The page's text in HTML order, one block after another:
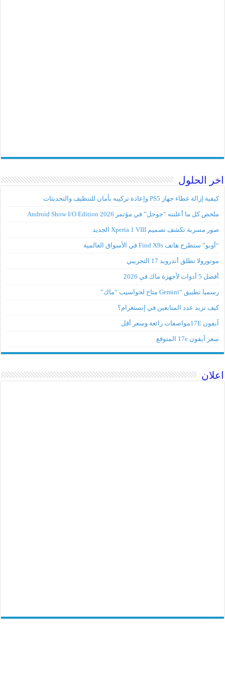
اخر الحلول
كيفية إزالة غطاء جهاز PS5 وإعادة تركيبه بأمان للتنظيف والتحديثات
ملخص كل ما أعلنته “جوجل” في مؤتمر Android Show I/O Edition 2026
صور مسربة تكشف تصميم Xperia 1 VIII الجديد
“أوبو” ستطرح هاتف Find X9s في الأسواق العالمية
موتورولا تطلق أندرويد 17 التجريبي
أفضل 5 أدوات لأجهزة ماك في 2026
رسميا تطبيق “Gemini متاح لحواسيب “ماك”
كيف تزيد عدد المتابعين في إنستغرام؟
آيفون 17Eمواصفات رائعة وسعر أقل
سعر آيفون 17e المتوقع
اعلان